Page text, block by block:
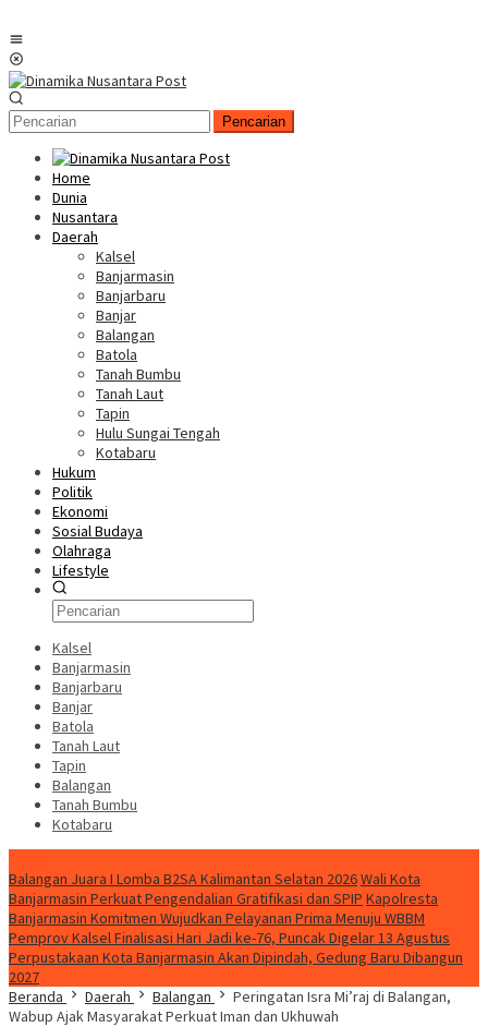
Pencarian
Home
Dunia
Nusantara
Daerah
Kalsel
Banjarmasin
Banjarbaru
Banjar
Balangan
Batola
Tanah Bumbu
Tanah Laut
Tapin
Hulu Sungai Tengah
Kotabaru
Hukum
Politik
Ekonomi
Sosial Budaya
Olahraga
Lifestyle
Kalsel
Banjarmasin
Banjarbaru
Banjar
Batola
Tanah Laut
Tapin
Balangan
Tanah Bumbu
Kotabaru
Balangan Juara I Lomba B2SA Kalimantan Selatan 2026Wali Kota
Banjarmasin Perkuat Pengendalian Gratifikasi dan SPIP Kapolresta
Banjarmasin Komitmen Wujudkan Pelayanan Prima Menuju WBBM
Pemprov Kalsel Finalisasi Hari Jadi ke-76, Puncak Digelar 13 Agustus
Perpustakaan Kota Banjarmasin Akan Dipindah, Gedung Baru Dibangun
2027
Beranda
Daerah Balangan
Peringatan Isra Mi’raj di Balangan,
Wabup Ajak Masyarakat Perkuat Iman dan Ukhuwah